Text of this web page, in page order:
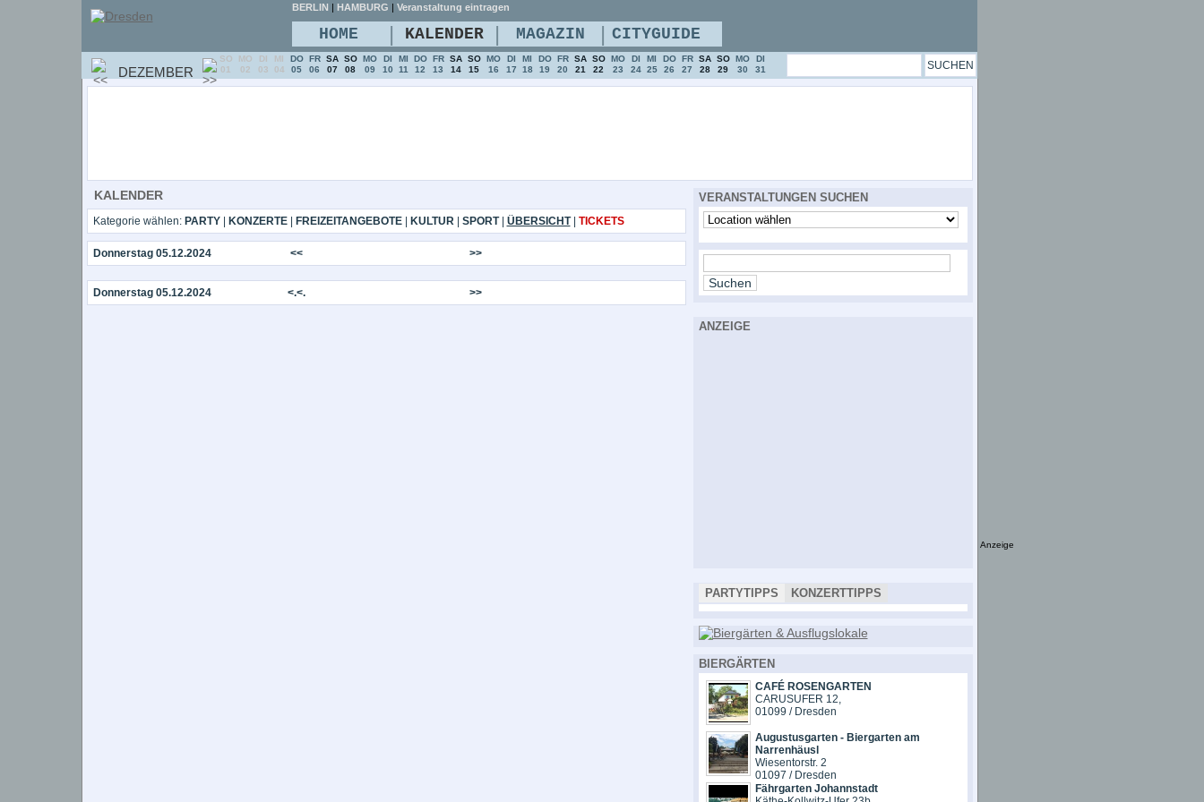
KALENDER
Kategorie wählen: PARTY| KONZERTE| FREIZEITANGEBOTE| KULTUR| SPORT| ÜBERSICHT| TICKETS
Donnerstag 05.12.2024 << >>
Donnerstag 05.12.2024 <.<. >>
VERANSTALTUNGEN SUCHEN
ANZEIGE
PARTYTIPPS KONZERTTIPPS
BIERGÄRTEN
CAFÉ ROSENGARTEN
CARUSUFER 12,
01099 / Dresden
Augustusgarten - Biergarten am
Narrenhäusl
Wiesentorstr. 2
01097 / Dresden
Fährgarten Johannstadt
BERLIN | HAMBURG | Veranstaltung eintragen
HOME | KALENDER | MAGAZIN | CITYGUIDE
DEZEMBER
SO
01
MO
02
DI
03
MI
04
DO
05
FR
06
SA
07
SO
08
MO
09
DI
10
MI
11
DO
12
FR
13
SA
14
SO
15
MO
16
DI
17
MI
18
DO
19
FR
20
SA
21
SO
22
MO
23
DI
24
MI
25
DO
26
FR
27
SA
28
SO
29
MO
30
DI
31
Anzeige